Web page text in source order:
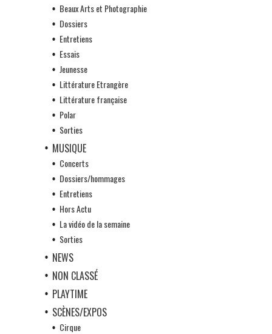
Beaux Arts et Photographie
Dossiers
Entretiens
Essais
Jeunesse
Littérature Etrangère
Littérature française
Polar
Sorties
MUSIQUE
Concerts
Dossiers/hommages
Entretiens
Hors Actu
La vidéo de la semaine
Sorties
NEWS
NON CLASSÉ
PLAYTIME
SCÈNES/EXPOS
Cirque